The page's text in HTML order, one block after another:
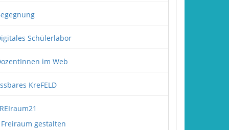
Schülerlabor
im Web
KreFELD
Freiraum gestalten